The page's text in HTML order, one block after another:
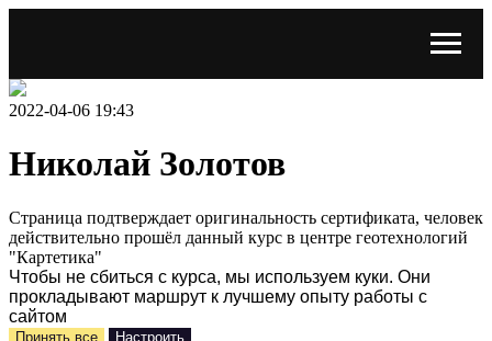
2022-04-06 19:43
Николай Золотов
Страница подтверждает оригинальность сертификата, человек
действительно прошёл данный курс в центре геотехнологий
"Картетика"
Чтобы не сбиться с курса, мы используем куки. Они
прокладывают маршрут к лучшему опыту работы с
сайтом
Принять все Настроить